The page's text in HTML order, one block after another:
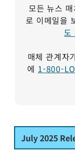
모든 뉴스
로 이메일을
도
매체 관계자
에 1-800-
July2025